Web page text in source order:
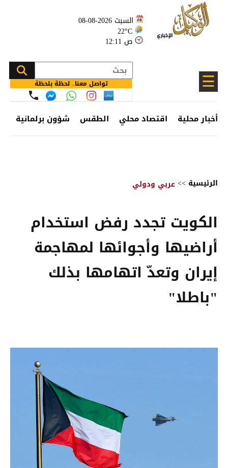
السبت 2026-08-08
22°C
12:11 ص
☰ تواصل معنا.. لحظة بلحظة
أخبار محلية اقتصاد محلي الطقس شؤون برلمانية
الرئيسية >>عربي ودولي
الكويت تجدد رفض استخدام
أراضيها وأجوائها لمهاجمة
إيران وتعدّ اتهامها بذلك
"باطلا"